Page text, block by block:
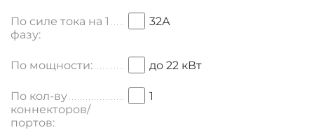
По силе тока на 1
фазу:
32А
По мощности: до 22 кВт
По кол-ву
коннекторов/
портов:
1